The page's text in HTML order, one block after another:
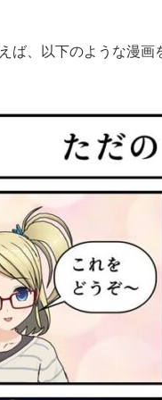
ば、以下のような漫画